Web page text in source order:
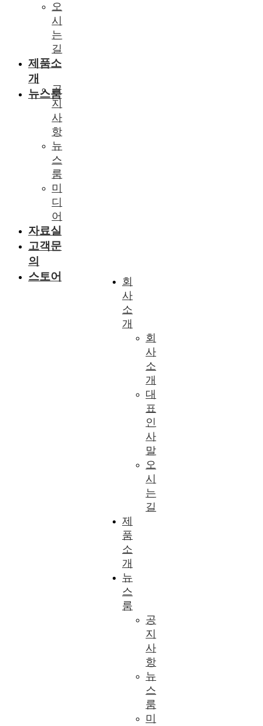
오
시
는
길
제품소
개
뉴스룸
공
지
사
항
뉴
스
룸
미
디
어
자료실
고객문
의
스토어
회
사
소
개
회
사
소
개
대
표
인
사
말
오
시
는
길
제
품
소
개
뉴
스
룸
공
지
사
항
뉴
스
룸
미